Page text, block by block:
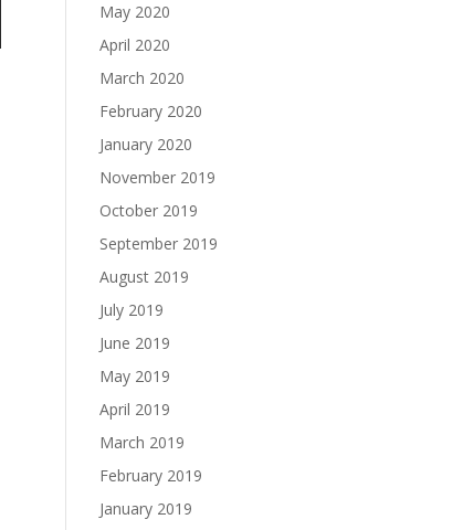
May 2020
April 2020
March 2020
February 2020
January 2020
November 2019
October 2019
September 2019
August 2019
July 2019
June 2019
May 2019
April 2019
March 2019
February 2019
January 2019